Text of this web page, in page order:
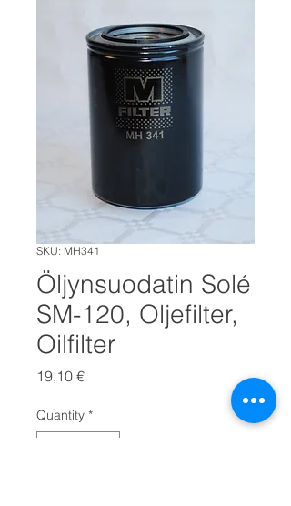
SKU: MH341
Öljynsuodatin Solé
SM-120, Oljefilter,
Oilfilter
19,10 €Price
Quantity *